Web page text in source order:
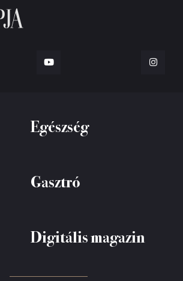
Egészség
Gasztró
Digitális magazin